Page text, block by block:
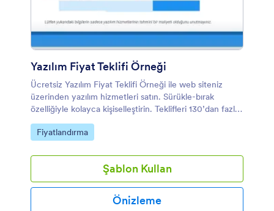
Yazılım Fiyat Teklifi Örneği
Ücretsiz Yazılım Fiyat Teklifi Örneği ile web siteniz
üzerinden yazılım hizmetleri satın. Sürükle-bırak
özelliğiyle kolayca kişiselleştirin. Teklifleri 130’dan fazla
güçlü platformlarla senkronize edin.
Kategoriye git:
Fiyatlandırma
Şablon Kullan
Önizleme